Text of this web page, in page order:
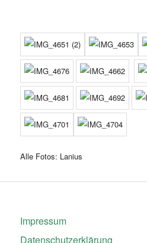
Alle Fotos: Lanius
Impressum
Datenschutzerklärung